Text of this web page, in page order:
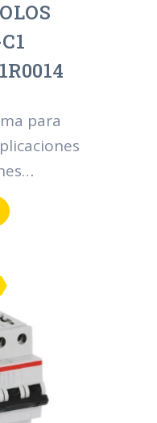
para
gama
de
en
de la
el